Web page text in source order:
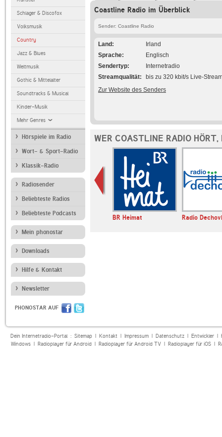
Schlager & Discofox
Volksmusik
Country
Jazz & Blues
Weltmusik
Gothic & Mittelalter
Soundtracks & Musical
Kinder-Musik
Mehr Genres
Hörspiele im Radio
Wort- & Sport-Radio
Klassik-Radio
Radiosender
Beliebteste Radios
Beliebteste Podcasts
Mein phonostar
Downloads
Hilfe & Kontakt
Newsletter
PHONOSTAR AUF
Coastline Radio im Überblick
Sender: Coastline Radio
Land
Irland
Sprache
Englisch
Sendertyp
Internetradio
Streamqualität
bis zu 320 kbit/s Live-
Zur Website des Senders
WER COASTLINE RADIO HÖRT,
BAYERN
Deutschlandfunk
Kultur
BR Heimat Radio
Dein Internetradio-Portal : Sitemap| Kontakt| Impressum| Datenschutz| Entwickler|
Windows| Radioplayer für Android| Radioplayer für Android TV| Radioplayer für iOS|